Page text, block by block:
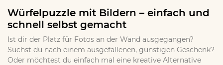
Würfelpuzzle mit Bildern – einfach und
schnell selbst gemacht
Ist dir der Platz für Fotos an der Wand ausgegangen?
Suchst du nach einem ausgefallenen, günstigen Geschenk?
Oder möchtest du einfach mal eine kreative Alternative